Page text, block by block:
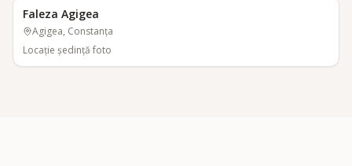
Faleza Agigea
Agigea, Constanța
Locaţie şedinţă foto